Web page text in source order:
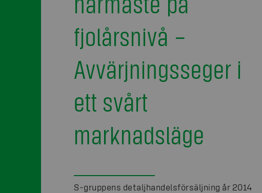
fjolårsnivå –
Avvärjningsseger i
ett svårt
marknadsläge
S-gruppens detaljhandelsförsäljning år 2014